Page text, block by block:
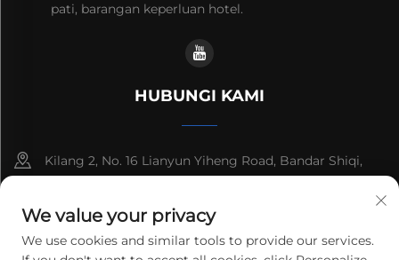
pati, barangan keperluan hotel.
HUBUNGI KAMI
Kilang 2, No. 16 Lianyun Yiheng Road, Bandar Shiqi,
+86-13192436782
We value your privacy
We use cookies and similar tools to provide our services.